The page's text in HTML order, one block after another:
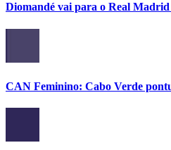
Diomandé vai para o Real
CAN Feminino: Cabo Verde